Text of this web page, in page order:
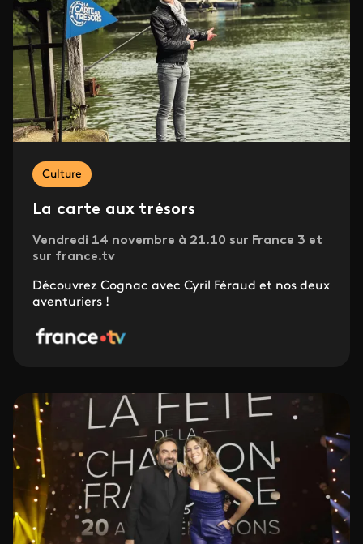
Culture
La carte aux trésors
Vendredi 14 novembre à 21.10 sur France 3 et
sur france.tv
Découvrez Cognac avec Cyril Féraud et nos deux
aventuriers !